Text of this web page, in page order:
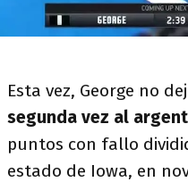
Esta vez, George no
segunda vez al
puntos con fallo
estado de Iowa, en